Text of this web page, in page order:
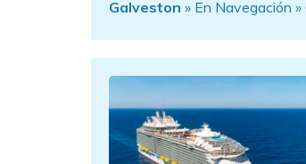
Galveston » En Navegación